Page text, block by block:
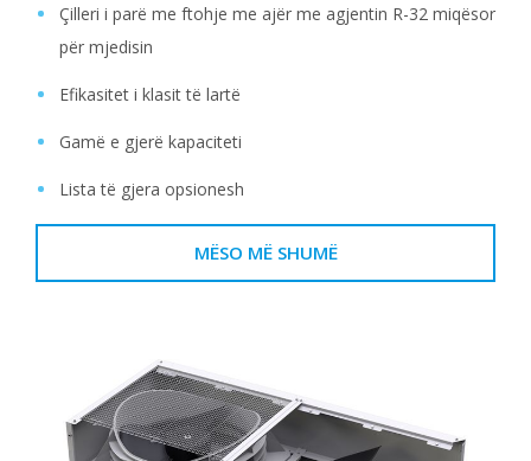
Çilleri i parë me ftohje me ajër me agjentin R-32 miqësor
për mjedisin
Efikasitet i klasit të lartë
Gamë e gjerë kapaciteti
Lista të gjera opsionesh
MËSO MË SHUMË